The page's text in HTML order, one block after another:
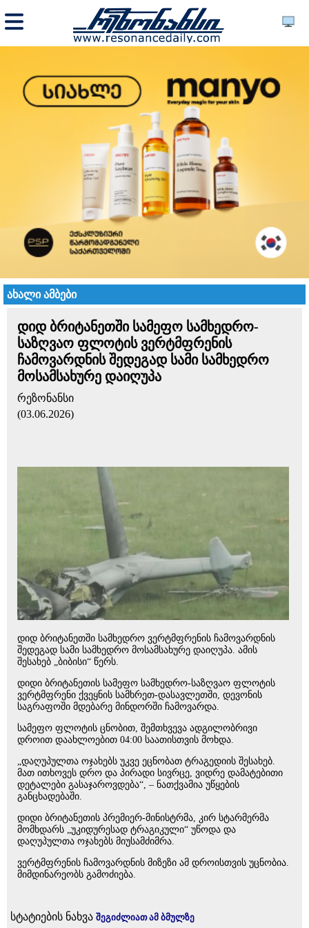
ახალი ამბები
დიდ ბრიტანეთში სამეფო სამხედრო-
საზღვაო ფლოტის ვერტმფრენის
ჩამოვარდნის შედეგად სამი სამხედრო
მოსამსახურე დაიღუპა
რეზონანსი
(03.06.2026)
დიდ ბრიტანეთში სამხედრო ვერტმფრენის ჩამოვარდნის
შედეგად სამი სამხედრო მოსამსახურე დაიღუპა. ამის
შესახებ „ბიბისი“ წერს.
დიდი ბრიტანეთის სამეფო სამხედრო-საზღვაო ფლოტის
ვერტმფრენი ქვეყნის სამხრეთ-დასავლეთში, დევონის
საგრაფოში მდებარე მინდორში ჩამოვარდა.
სამეფო ფლოტის ცნობით, შემთხვევა ადგილობრივი
დროით დაახლოებით 04:00 საათისთვის მოხდა.
„დაღუპულთა ოჯახებს უკვე ეცნობათ ტრაგედიის შესახებ.
მათ ითხოვეს დრო და პირადი სივრცე, ვიდრე დამატებითი
დეტალები გასაჯაროვდება“, – ნათქვამია უწყების
განცხადებაში.
დიდი ბრიტანეთის პრემიერ-მინისტრმა, კირ სტარმერმა
მომხდარს „უკიდურესად ტრაგიკული“ უწოდა და
დაღუპულთა ოჯახებს მიუსამძიმრა.
ვერტმფრენის ჩამოვარდნის მიზეზი ამ დროისთვის უცნობია.
მიმდინარეობს გამოძიება.
სტატიების ნახვა შეგიძლიათ ამ ბმულზე